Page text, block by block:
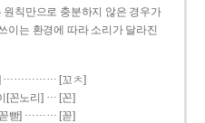
칙만으로 충분하지 않은 경우가
이는 환경에 따라 소리가 달라진
…………… [꼬ㅊ]
[꼰노리] … [꼰]
빧] ……… [꼳]